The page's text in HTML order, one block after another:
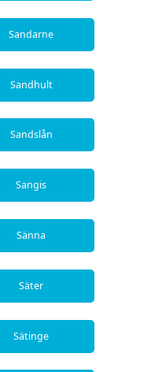
Sandarne
Sandhult
Sandslån
Sangis
Sänna
Säter
Sätinge